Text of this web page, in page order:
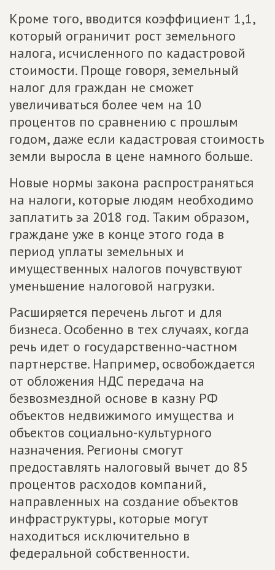
Кроме того, вводится коэффициент 1,1,
который ограничит рост земельного
налога, исчисленного по кадастровой
стоимости. Проще говоря, земельный
налог для граждан не сможет
увеличиваться более чем на 10
процентов по сравнению с прошлым
годом, даже если кадастровая стоимость
земли выросла в цене намного больше.
Новые нормы закона распространяться
на налоги, которые людям необходимо
заплатить за 2018 год. Таким образом,
граждане уже в конце этого года в
период уплаты земельных и
имущественных налогов почувствуют
уменьшение налоговой нагрузки.
Расширяется перечень льгот и для
бизнеса. Особенно в тех случаях, когда
речь идет о государственно-частном
партнерстве. Например, освобождается
от обложения НДС передача на
безвозмездной основе в казну РФ
объектов недвижимого имущества и
объектов социально-культурного
назначения. Регионы смогут
предоставлять налоговый вычет до 85
процентов расходов компаний,
направленных на создание объектов
инфраструктуры, которые могут
находиться исключительно в
федеральной собственности.